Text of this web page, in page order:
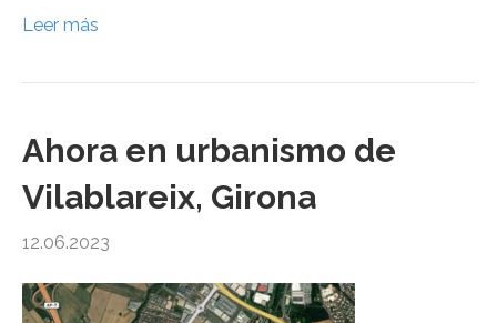
Leer más
Ahora en urbanismo de
Vilablareix, Girona
12.06.2023